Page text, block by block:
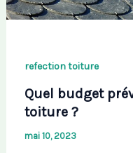
refection toiture
Quel budget
toiture ?
mai 10, 2023